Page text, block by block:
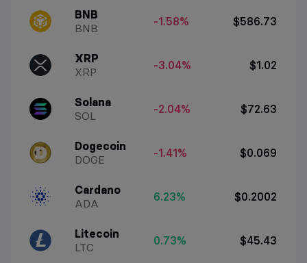
BNB
BNB
-1.58% $586.73
XRP
XRP
-3.04% $1.02
Solana
SOL
-2.04% $72.63
Dogecoin
DOGE
-1.41% $0.069
Cardano
ADA
6.23% $0.2002
Litecoin
LTC
0.73% $45.43